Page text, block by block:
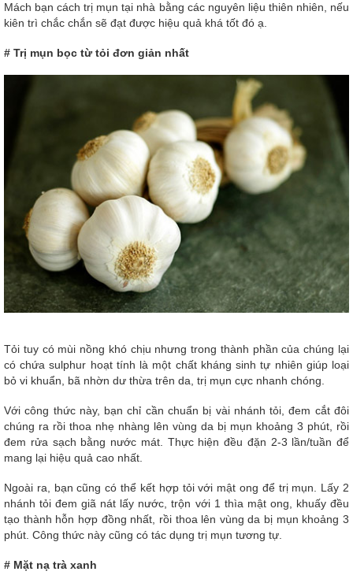
Mách bạn cách trị mụn tại nhà bằng các nguyên liệu thiên nhiên, nếu
kiên trì chắc chắn sẽ đạt được hiệu quả khá tốt đó ạ.
# Trị mụn bọc từ tỏi đơn giản nhất
Tỏi tuy có mùi nồng khó chịu nhưng trong thành phần của chúng lại
có chứa sulphur hoạt tính là một chất kháng sinh tự nhiên giúp loại
bỏ vi khuẩn, bã nhờn dư thừa trên da, trị mụn cực nhanh chóng.
Với công thức này, bạn chỉ cần chuẩn bị vài nhánh tỏi, đem cắt đôi
chúng ra rồi thoa nhẹ nhàng lên vùng da bị mụn khoảng 3 phút, rồi
đem rửa sạch bằng nước mát. Thực hiện đều đặn 2-3 lần/tuần để
mang lại hiệu quả cao nhất.
Ngoài ra, bạn cũng có thể kết hợp tỏi với mật ong để trị mụn. Lấy 2
nhánh tỏi đem giã nát lấy nước, trộn với 1 thìa mật ong, khuấy đều
tạo thành hỗn hợp đồng nhất, rồi thoa lên vùng da bị mụn khoảng 3
phút. Công thức này cũng có tác dụng trị mụn tương tự.
# Mặt nạ trà xanh